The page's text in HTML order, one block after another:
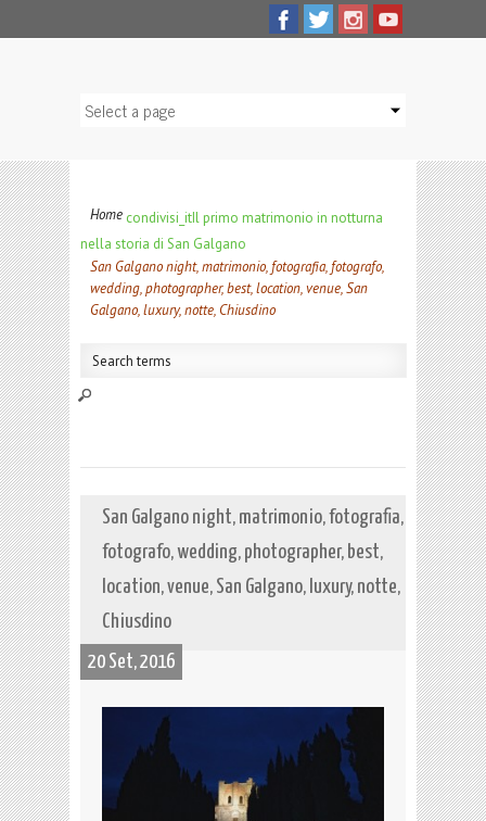
Home condivisi_itIl primo matrimonio in notturna
nella storia di San Galgano
San Galgano night, matrimonio, fotografia, fotografo,
wedding, photographer, best, location, venue, San
Galgano, luxury, notte, Chiusdino
San Galgano night, matrimonio, fotografia,
fotografo, wedding, photographer, best,
location, venue, San Galgano, luxury, notte,
Chiusdino
20 Set, 2016